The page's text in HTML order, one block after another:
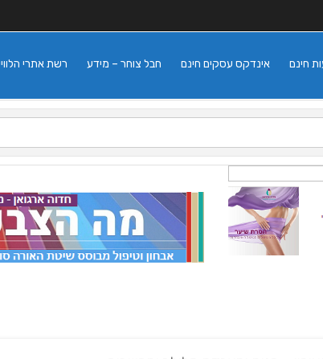
רשת אתרי חבל צוחר – מידע אינדקס עסקים חינם חינם